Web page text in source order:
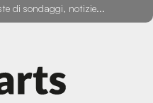
di sondaggi, notizie...